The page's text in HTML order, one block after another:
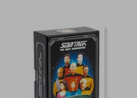
dcto.